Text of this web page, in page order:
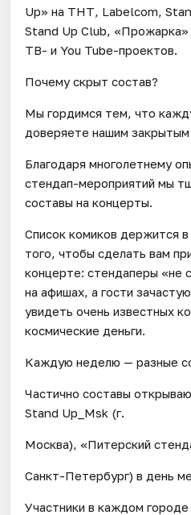
Up» на ТНТ, Labelcom,
Stand Up Club, «Прожарка»
ТВ- и You Tube-проектов.
Почему скрыт состав?
Мы гордимся тем, что
доверяете нашим закрытым
Благодаря многолетнему
стендап-мероприятий мы
составы на концерты.
Список комиков держится
того, чтобы сделать вам
концерте: стендаперы «не
на афишах, а гости
увидеть очень известных
космические деньги.
Каждую неделю — разные
Частично составы
Stand Up_Msk (г.
Москва), «Питерский
Санкт-Петербург) в день
Участники в каждом городе